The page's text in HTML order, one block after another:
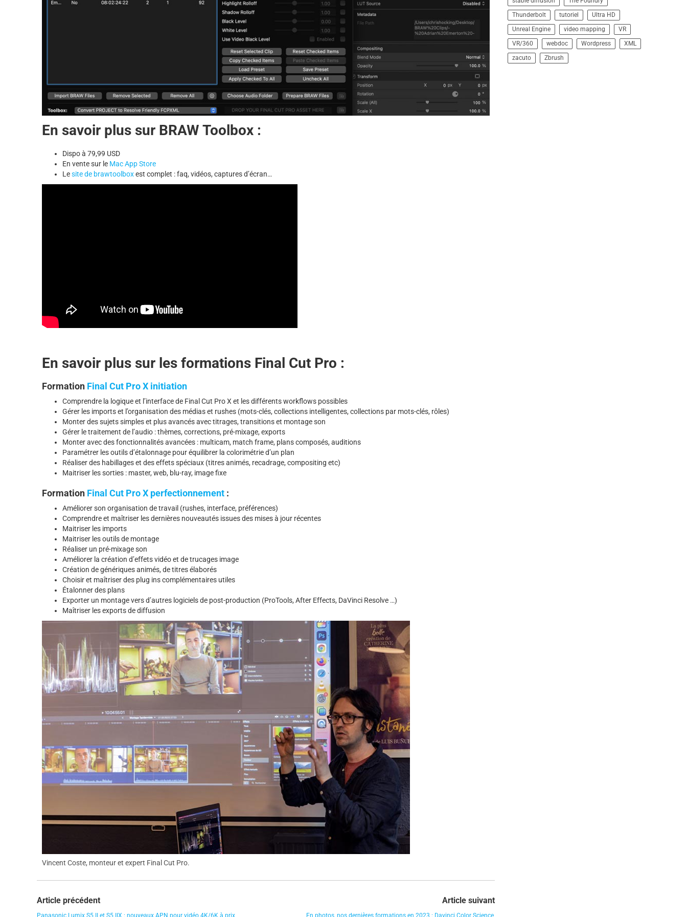
En savoir plus sur BRAW Toolbox :
Dispo à 79,99 USD
En vente sur le Mac App Store
Lesite de brawtoolboxest complet : faq, vidéos, captures d’écran…
En savoir plus sur les formations Final Cut Pro :
Formation Final Cut Pro X initiation
Comprendre la logique et l’interface de Final Cut Pro X et les différents workflows possibles
Gérer les imports et l’organisation des médias et rushes (mots-clés, collections intelligentes, collections par mots-clés, rôles)
Monter des sujets simples et plus avancés avec titrages, transitions et montage son
Gérer le traitement de l’audio : thèmes, corrections, pré-mixage, exports
Monter avec des fonctionnalités avancées : multicam, match frame, plans composés, auditions
Paramétrer les outils d’étalonnage pour équilibrer la colorimétrie d’un plan
Réaliser des habillages et des effets spéciaux (titres animés, recadrage, compositing etc)
Maitriser les sorties : master, web, blu-ray, image fixe
Formation Final Cut Pro X perfectionnement :
Améliorer son organisation de travail (rushes, interface, préférences)
Comprendre et maîtriser les dernières nouveautés issues des mises à jour récentes
Maitriser les imports
Maitriser les outils de montage
Réaliser un pré-mixage son
Améliorer la création d’effets vidéo et de trucages image
Création de génériques animés, de titres élaborés
Choisir et maîtriser des plug ins complémentaires utiles
Étalonner des plans
Exporter un montage vers d’autres logiciels de post-production (ProTools, After Effects, DaVinci Resolve …)
Maîtriser les exports de diffusion
Vincent Coste, monteur et expert Final Cut Pro.
Article précédent
Panasonic Lumix S5 II et S5 IIX : nouveaux APN pour vidéo 4K/6K à prix
Article suivant
En photos, nos dernières formations en 2023 : Davinci Color Science,
Thunderbolt
tutoriel
Ultra HD
Unreal Engine
video mapping
VR
VR/360
webdoc Wordpress
XML
zacuto
Zbrush